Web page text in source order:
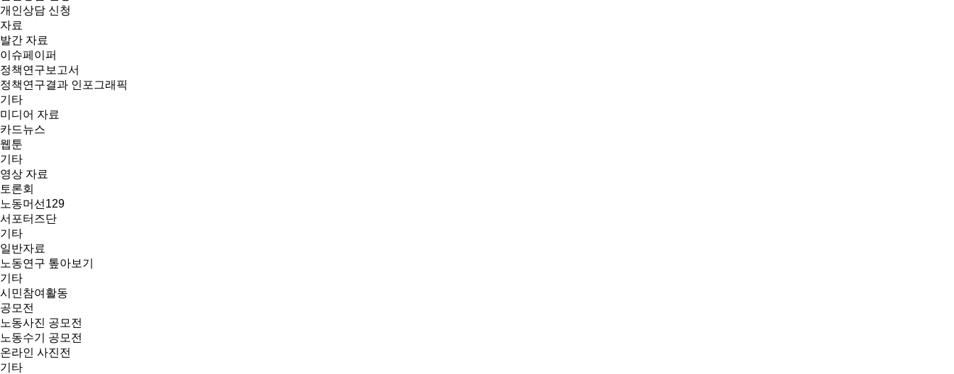
개인상담 신청
자료
발간 자료
이슈페이퍼
정책연구보고서
정책연구결과 인포그래픽
기타
미디어 자료
카드뉴스
웹툰
기타
영상 자료
토론회
노동머선129
서포터즈단
기타
일반자료
노동연구 톺아보기
기타
시민참여활동
공모전
노동사진 공모전
노동수기 공모전
온라인 사진전
기타